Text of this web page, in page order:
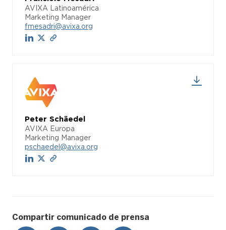
AVIXA Latinoamérica
Marketing Manager
fmesadri@avixa.org
Peter Schäedel
AVIXA Europa
Marketing Manager
pschaedel@avixa.org
Compartir comunicado de prensa